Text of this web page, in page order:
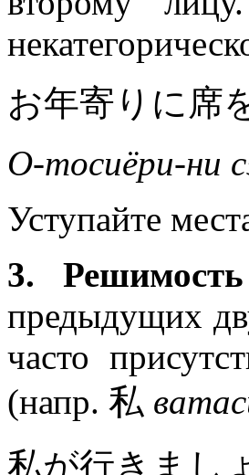
お年寄りに席
О-тосиёри-ни
Уступайте
3.
предыдущих
часто
(напр. 私
私が行きまし